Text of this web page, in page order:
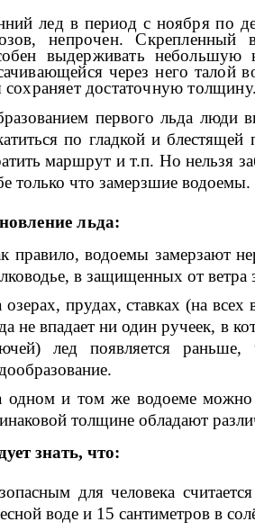
лед в период с ноября по
непрочен.
выдерживать небольшую
через него талой
сохраняет достаточную толщину.
первого льда люди
по гладкой и блестящей
маршрут и т.п. Но нельзя
только что замерзшие водоемы.
льда:
правило, водоемы замерзают
в защищенных от ветра
прудах, ставках (на
не впадает ни один ручеек, в
лед появляется раньше,
одном и том же водоеме можно
толщине обладают
знать, что:
для человека
воде и 15 сантиметров в